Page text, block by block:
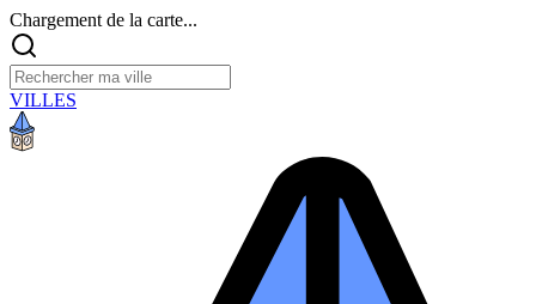
Chargement de la carte...
VILLES